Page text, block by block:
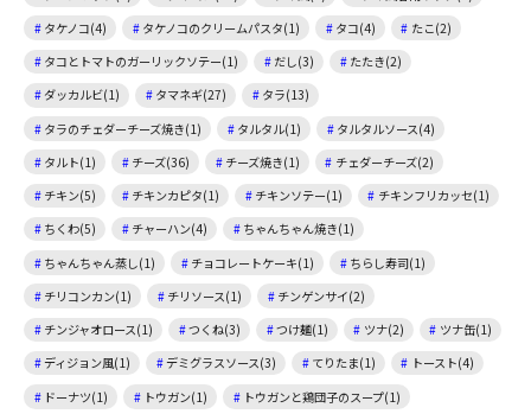
タケノコ(4)
タケノコのクリームパスタ(1) タコ(4)
たこ(2)
タコとトマトのガーリックソテー(1)
だし(3)
たたき(2)
ダッカルビ(1)
タマネギ(27)
タラ(13)
タラのチェダーチーズ焼き(1)
タルタル(1)
タルタルソース(4)
タルト(1)
チーズ(36) チーズ焼き(1)
チェダーチーズ(2)
チキン(5)
チキンカピタ(1) チキンソテー(1)
チキンフリカッセ(1)
ちくわ(5)
チャーハン(4)
ちゃんちゃん焼き(1)
ちゃんちゃん蒸し(1)
チョコレートケーキ(1)
ちらし寿司(1)
チリコンカン(1)
チリソース(1)
チンゲンサイ(2)
チンジャオロース(1)
つくね(3) つけ麺(1) ツナ(2)
ツナ缶(1)
ディジョン風(1)
デミグラスソース(3) てりたま(1)
トースト(4)
ドーナツ(1)
トウガン(1)
トウガンと鶏団子のスープ(1)